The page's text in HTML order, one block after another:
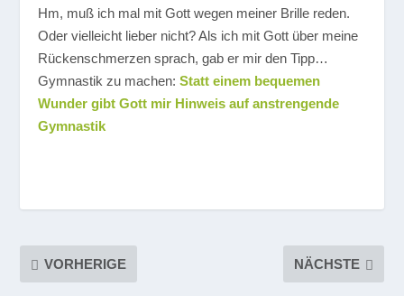
Hm, muß ich mal mit Gott wegen meiner Brille reden.
Oder vielleicht lieber nicht? Als ich mit Gott über meine
Rückenschmerzen sprach, gab er mir den Tipp…
Gymnastik zu machen:Statt einem bequemen
Wunder gibt Gott mir Hinweis auf anstrengende
Gymnastik
VORHERIGE NÄCHSTE